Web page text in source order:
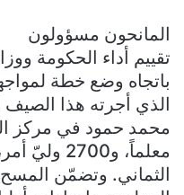
المانحون مسؤولون
تقييم أداء الحكومة
باتجاه وضع خطة
الذي أجرته هذا
معلماً،
الثماني. وتضمّن